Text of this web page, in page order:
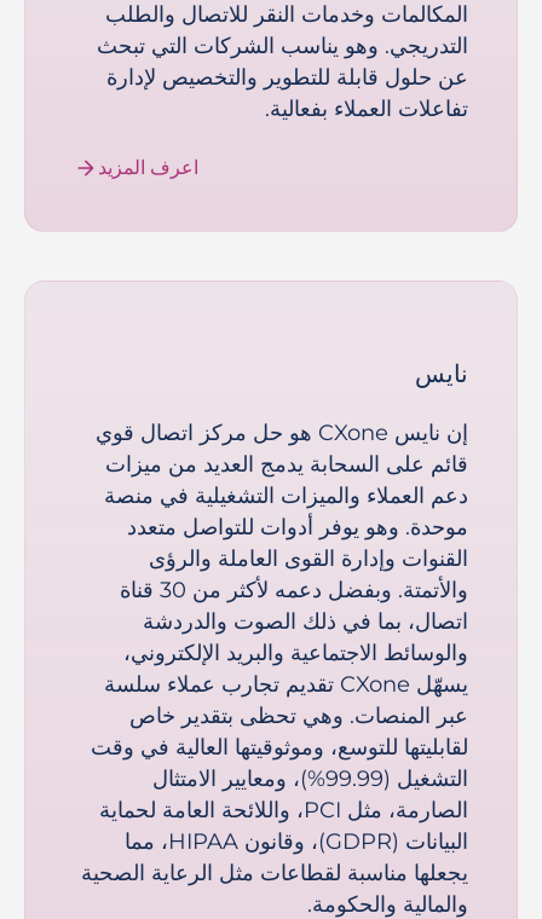
المكالمات وخدمات النقر للاتصال والطلب
التدريجي. وهو يناسب الشركات التي تبحث
عن حلول قابلة للتطوير والتخصيص لإدارة
تفاعلات العملاء بفعالية.
اعرف المزيد
نايس
إن نايس CXone هو حل مركز اتصال قوي
قائم على السحابة يدمج العديد من ميزات
دعم العملاء والميزات التشغيلية في منصة
موحدة. وهو يوفر أدوات للتواصل متعدد
القنوات وإدارة القوى العاملة والرؤى
والأتمتة. وبفضل دعمه لأكثر من 30 قناة
اتصال، بما في ذلك الصوت والدردشة
والوسائط الاجتماعية والبريد الإلكتروني،
يسهّل CXone تقديم تجارب عملاء سلسة
عبر المنصات. وهي تحظى بتقدير خاص
لقابليتها للتوسع، وموثوقيتها العالية في وقت
التشغيل (99.99%)، ومعايير الامتثال
الصارمة، مثل PCI، واللائحة العامة لحماية
البيانات (GDPR)، وقانون HIPAA، مما
يجعلها مناسبة لقطاعات مثل الرعاية الصحية
والمالية والحكومة.